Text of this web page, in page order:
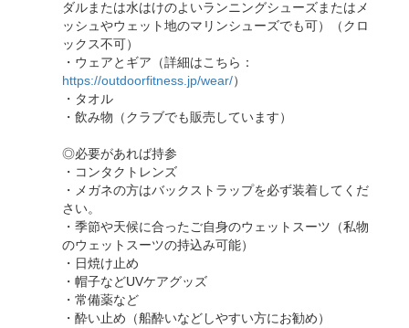
ダルまたは水はけのよいランニングシューズまたはメ
ッシュやウェット地のマリンシューズでも可）（クロ
ックス不可）
・ウェアとギア（詳細はこちら：
https://outdoorfitness.jp/wear/）
・タオル
・飲み物（クラブでも販売しています）
◎必要があれば持参
・コンタクトレンズ
・メガネの方はバックストラップを必ず装着してくだ
さい。
・季節や天候に合ったご自身のウェットスーツ（私物
のウェットスーツの持込み可能）
・日焼け止め
・帽子などUVケアグッズ
・常備薬など
・酔い止め（船酔いなどしやすい方にお勧め）